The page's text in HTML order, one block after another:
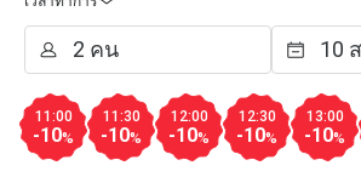
11:00
-10%
11:30
-10%
12:00
-10%
12:30
-10%
13:00
-10%